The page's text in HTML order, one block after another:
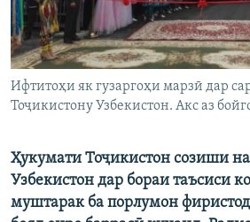
Ифтитоҳи як гузаргоҳи марзӣ дар
Тоҷикистону Узбекистон. Акс аз
Ҳукумати Тоҷикистон созиши
Узбекистон дар бораи таъсиси
муштарак ба порлумон